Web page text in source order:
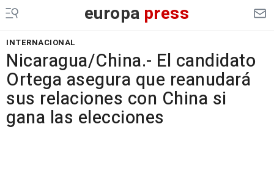
europa press
INTERNACIONAL
Nicaragua/China.- El candidato
Ortega asegura que reanudará
sus relaciones con China si
gana las elecciones